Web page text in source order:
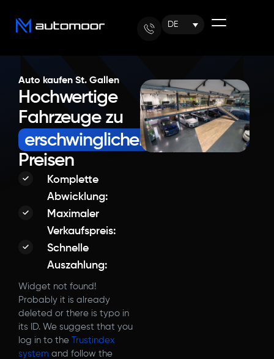
DE
Auto kaufen St. Gallen
Hochwertige
Fahrzeuge zu
erschwinglichen
Preisen
Komplette
Abwicklung:
Maximaler
Verkaufspreis:
Schnelle
Auszahlung:
Widget not found!
Probably it is already
deleted or there is typo in
its ID. We suggest that you
log in to the
Trustindex
system and follow the